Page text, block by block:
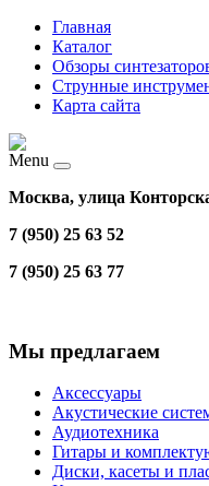
Главная
Каталог
Обзоры
Струнные
Карта сайта
Menu
Москва, улица
7 (950) 25 63 52
7 (950) 25 63 77
Мы предлагаем
Аксессуары
Акустические
Аудиотехника
Гитары и
Диски, касеты и